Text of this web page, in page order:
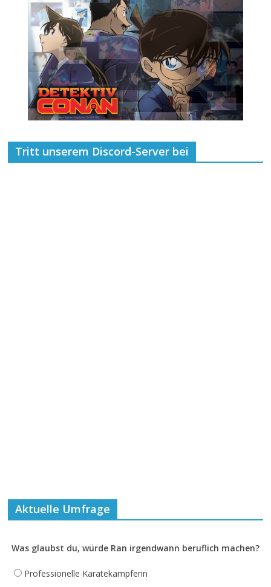
Tritt unserem Discord-Server bei
Aktuelle Umfrage
Was glaubst du, würde Ran irgendwann beruflich machen?
Professionelle Karatekämpferin